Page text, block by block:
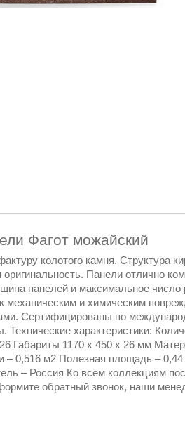
Фагот можайский
колотого камня. Структура
оригинальность. Панели отлично
панелей и максимальное
механическим и химическим
Сертифицированы по
Технические характеристики:
Габариты 1170 x 450 x 26 мм
0,516 м2 Полезная площадь – 0,44
– Россия Ко всем коллекциям
обратный звонок, наши